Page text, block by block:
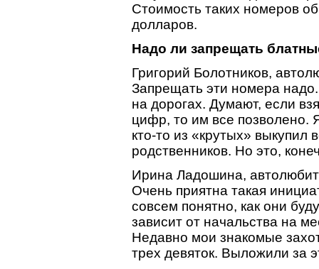
Стоимость таких номеров
долларов.
Надо ли запрещать
Григорий Болотников,
Запрещать эти номера
на дорогах. Думают, если
цифр, то им все
кто-то из «крутых» выкупил
родственников. Но это,
Ирина Ладошина,
Очень приятна такая
совсем понятно, как они
зависит от начальства на
Недавно мои знакомые
трех девяток. Выложили за